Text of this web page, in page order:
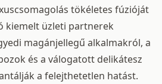
tökéletes fúzióját
kiemelt üzleti partnerek
magánjellegű alkalmakról, a
és a válogatott delikátesz
a felejthetetlen hatást.